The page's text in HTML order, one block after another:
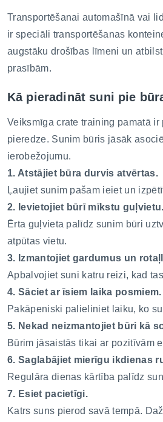
Transportēšanai automašīnā vai
ir speciāli transportēšanas
augstāku drošības līmeni un
prasībām.
Kā pieradināt suni pie
Veiksmīga crate training pamatā
pieredze. Sunim būris jāsāk
ierobežojumu.
1. Atstājiet būra durvis atvērtas.
Ļaujiet sunim pašam ieiet un
2. Ievietojiet būrī mīkstu guļvietu.
Ērta guļvieta palīdz sunim būri
atpūtas vietu.
3. Izmantojiet gardumus un
Apbalvojiet suni katru reizi, kad
4. Sāciet ar īsiem laika posmiem.
Pakāpeniski palieliniet laiku, ko
5. Nekad neizmantojiet būri kā
Būrim jāsaistās tikai ar pozitīvām
6. Saglabājiet mierīgu ikdienas
Regulāra dienas kārtība palīdz
7. Esiet pacietīgi.
Katrs suns pierod savā tempā.